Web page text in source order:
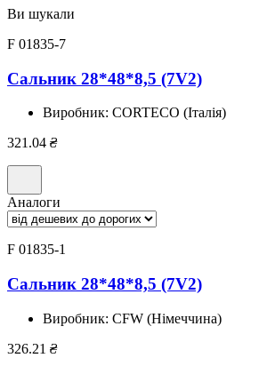
Ви шукали
F 01835-7
Сальник 28*48*8,5 (7V2)
Виробник: CORTECO (Італія)
321.04 ₴
Аналоги
F 01835-1
Сальник 28*48*8,5 (7V2)
Виробник: CFW (Німеччина)
326.21 ₴